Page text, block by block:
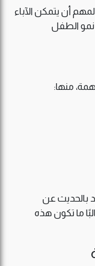
أن يتمكن الآباء
نمو الطفل
منها:
بالحديث عن
ما تكون هذه